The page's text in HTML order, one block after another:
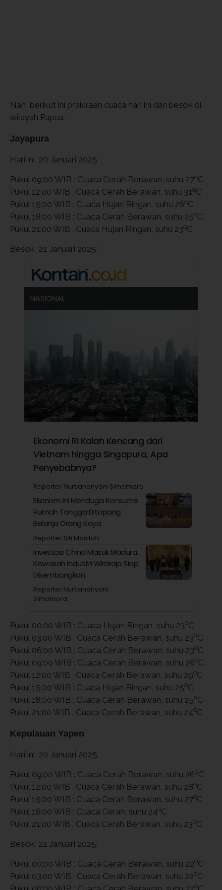
Nah, berikut ini prakiraan cuaca hari ini dan besok di
wilayah Papua.
Jayapura
Hari ini, 20 Januari 2025:
Pukul 09:00 WIB : Cuaca Cerah Berawan, suhu 27oC
Pukul 12:00 WIB : Cuaca Cerah Berawan, suhu 31oC
Pukul 15:00 WIB : Cuaca Hujan Ringan, suhu 26oC
Pukul 18:00 WIB : Cuaca Cerah Berawan, suhu 25oC
Pukul 21:00 WIB : Cuaca Hujan Ringan, suhu 23oC
Besok, 21 Januari 2025:
NASIONAL
Ekonomi RI Kalah Kencang dari
Vietnam hingga Singapura, Apa
Penyebabnya?
Reporter Nurtiandriyani Simamora
Ekonom Ini Menduga Konsumsi
Rumah Tangga Ditopang
Belanja Orang Kaya
Reporter Siti Masitoh
Investasi China Masuk Madura,
Kawasan Industri Wiraraja Siap
Dikembangkan
Reporter Nurtiandriyani
Simamora
Pukul 00:00 WIB : Cuaca Hujan Ringan, suhu 23oC
Pukul 03:00 WIB : Cuaca Cerah Berawan, suhu 23oC
Pukul 06:00 WIB : Cuaca Cerah Berawan, suhu 23oC
Pukul 09:00 WIB : Cuaca Cerah Berawan, suhu 26oC
Pukul 12:00 WIB : Cuaca Cerah Berawan, suhu 29oC
Pukul 15:00 WIB : Cuaca Hujan Ringan, suhu 25oC
Pukul 18:00 WIB : Cuaca Cerah Berawan, suhu 25oC
Pukul 21:00 WIB : Cuaca Cerah Berawan, suhu 24oC
Kepulauan Yapen
Hari ini, 20 Januari 2025:
Pukul 09:00 WIB : Cuaca Cerah Berawan, suhu 26oC
Pukul 12:00 WIB : Cuaca Cerah Berawan, suhu 28oC
Pukul 15:00 WIB : Cuaca Cerah Berawan, suhu 27oC
Pukul 18:00 WIB : Cuaca Cerah, suhu 24oC
Pukul 21:00 WIB : Cuaca Cerah Berawan, suhu 23oC
Besok, 21 Januari 2025:
Pukul 00:00 WIB : Cuaca Cerah Berawan, suhu 22oC
Pukul 03:00 WIB : Cuaca Cerah Berawan, suhu 22oC
o